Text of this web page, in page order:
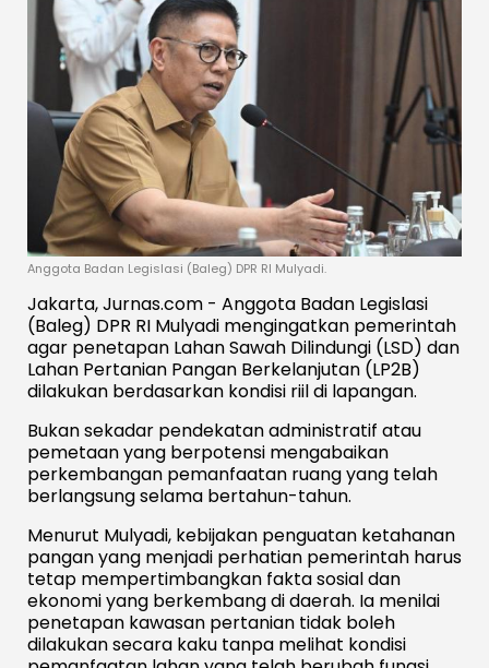
Anggota Badan Legislasi (Baleg) DPR RI Mulyadi.
Jakarta, Jurnas.com - Anggota Badan Legislasi
(Baleg) DPR RI Mulyadi mengingatkan pemerintah
agar penetapan Lahan Sawah Dilindungi (LSD) dan
Lahan Pertanian Pangan Berkelanjutan (LP2B)
dilakukan berdasarkan kondisi riil di lapangan.
Bukan sekadar pendekatan administratif atau
pemetaan yang berpotensi mengabaikan
perkembangan pemanfaatan ruang yang telah
berlangsung selama bertahun-tahun.
Menurut Mulyadi, kebijakan penguatan ketahanan
pangan yang menjadi perhatian pemerintah harus
tetap mempertimbangkan fakta sosial dan
ekonomi yang berkembang di daerah. Ia menilai
penetapan kawasan pertanian tidak boleh
dilakukan secara kaku tanpa melihat kondisi